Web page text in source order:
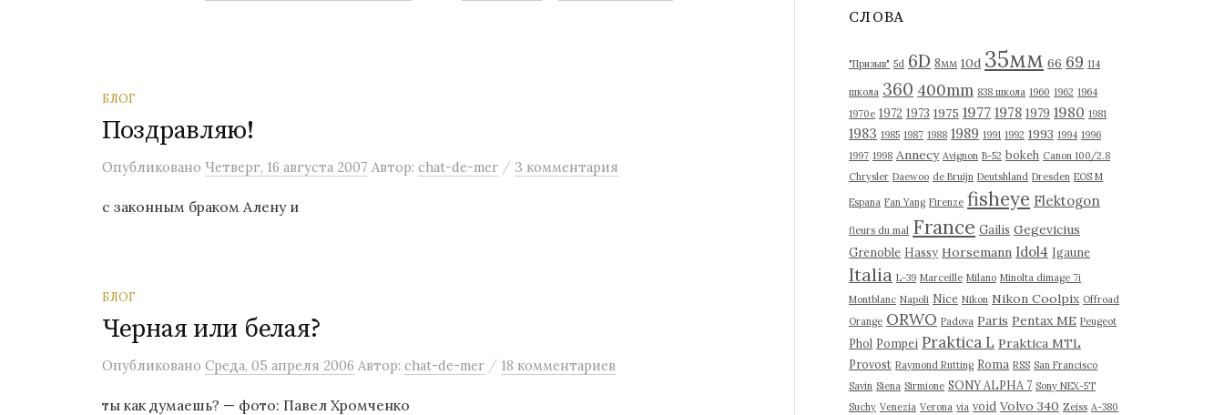
БЛОГ
Поздравляю!
Опубликовано Четверг, 16 августа 2007 Автор: chat-de-mer / 3 комментария
с законным браком Алену и
БЛОГ
Черная или белая?
Опубликовано Среда, 05 апреля 2006 Автор: chat-de-mer / 18 комментариев
ты как думаешь? — фото: Павел Хромченко
в
СЛОВА
"Призыв" 5d 6D 8мм 10d 35мм 66 69 114
школа 360 400mm 838 школа 1960 1962 1964
1970е 1972 1973 1975 1977 1978 1979 1980 1981
1983 1985 1987 1988 1989 1991 1992 1993 1994 1996
1997 1998 Annecy Avignon B-52 bokeh Canon 100/2.8
Chrysler Daewoo de Bruijn Deutshland Dresden EOS M
Espana Fan Yang Firenze fisheye Flektogon
fleurs du mal France Gailis Gegevicius
Grenoble Hassy Horsemann Idol4 Igaune
Italia L-39 Marceille Milano Minolta dimage 7i
Montblanc Napoli Nice Nikon Nikon Coolpix Offroad
Orange ORWO Padova Paris Pentax ME Peugeot
Phol Pompei Praktica L Praktica MTL
Provost Raymond Rutting Roma RSS San Francisco
Savin Siena Sirmione SONY ALPHA 7 Sony NEX-5T
Suchy Venezia Verona via void Volvo 340 Zeiss А-380